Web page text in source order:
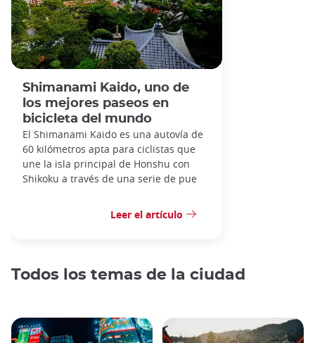
Shimanami Kaido, uno de
los mejores paseos en
bicicleta del mundo
El Shimanami Kaido es una autovía de
60 kilómetros apta para ciclistas que
une la isla principal de Honshu con
Shikoku a través de una serie de pue
Leer el artículo
Todos los temas de la ciudad